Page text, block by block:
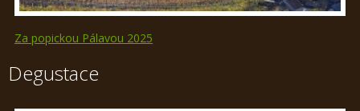
Za popickou Pálavou 2025
Degustace